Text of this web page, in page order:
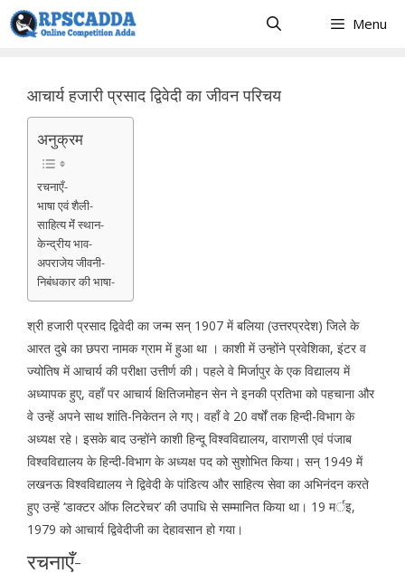
Skip
to
Menu
आचार्य हजारी प्रसाद द्विवेदी का जीवन परिचय
अनुक्रम
रचनाएँ-
भाषा एवं शैली-
साहित्य मेंं स्थान-
केन्द्रीय भाव-
अपराजेय जीवनी-
निबंधकार की भाषा-
श्री हजारी प्रसाद द्विवेदी का जन्म सन् 1907 में बलिया (उत्तरप्रदेश) जिले के
आरत दुबे का छपरा नामक ग्राम में हुआ था । काशी में उन्होंने प्रवेशिका, इंटर व
ज्योतिष में आचार्य की परीक्षा उत्तीर्ण की। पहले वे मिर्जापुर के एक विद्यालय में
अध्यापक हुए, वहाँ पर आचार्य क्षितिजमोहन सेन ने इनकी प्रतिभा को पहचाना और
वे उन्हें अपने साथ शांति-निकेतन ले गए। वहाँ वे 20 वर्षों तक हिन्दी-विभाग के
अध्यक्ष रहे। इसके बाद उन्होंने काशी हिन्दू विश्वविद्यालय, वाराणसी एवं पंजाब
विश्वविद्यालय के हिन्दी-विभाग के अध्यक्ष पद को सुशोभित किया। सन् 1949 में
लखनऊ विश्वविद्यालय ने द्विवेदी के पांडित्य और साहित्य सेवा का अभिनंदन करते
हुए उन्हें ‘डाक्टर ऑफ लिटरेचर’ की उपाधि से सम्मानित किया था। 19 मर्इ,
1979 को आचार्य द्विवेदीजी का देहावसान हो गया।
रचनाएँ-